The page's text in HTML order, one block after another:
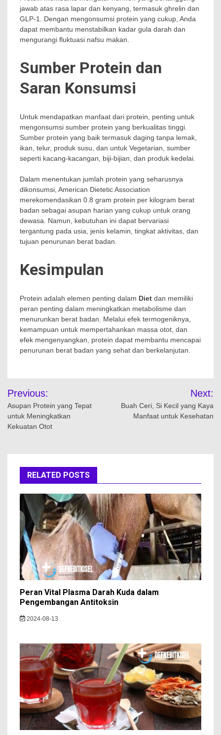
jawab atas rasa lapar dan kenyang, termasuk ghrelin dan
GLP-1. Dengan mengonsumsi protein yang cukup, Anda
dapat membantu menstabilkan kadar gula darah dan
mengurangi fluktuasi nafsu makan.
Sumber Protein dan
Saran Konsumsi
Untuk mendapatkan manfaat dari protein, penting untuk
mengonsumsi sumber protein yang berkualitas tinggi.
Sumber protein yang baik termasuk daging tanpa lemak,
ikan, telur, produk susu, dan untuk Vegetarian, sumber
seperti kacang-kacangan, biji-bijian, dan produk kedelai.
Dalam menentukan jumlah protein yang seharusnya
dikonsumsi, American Dietetic Association
merekomendasikan 0.8 gram protein per kilogram berat
badan sebagai asupan harian yang cukup untuk orang
dewasa. Namun, kebutuhan ini dapat bervariasi
tergantung pada usia, jenis kelamin, tingkat aktivitas, dan
tujuan penurunan berat badan.
Kesimpulan
Protein adalah elemen penting dalam Diet dan memiliki
peran penting dalam meningkatkan metabolisme dan
menurunkan berat badan. Melalui efek termogeniknya,
kemampuan untuk mempertahankan massa otot, dan
efek mengenyangkan, protein dapat membantu mencapai
penurunan berat badan yang sehat dan berkelanjutan.
Navigasi
pos
Previous:
Asupan Protein yang Tepat
untuk Meningkatkan
Kekuatan Otot
Next:
Buah Ceri, Si Kecil yang Kaya
Manfaat untuk Kesehatan
RELATED POSTS
Peran Vital Plasma Darah Kuda dalam
Pengembangan Antitoksin
2024-08-13